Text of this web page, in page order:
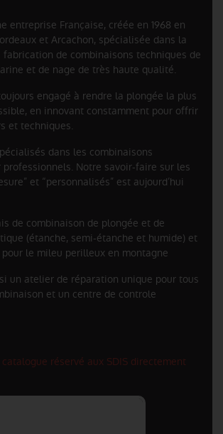
entreprise Française, créée en 1968 en
et Arcachon, spécialisée dans la
de combinaisons techniques de
et de nage de très haute qualité.
engagé à rendre la plongée la plus
en innovant constamment pour offrir
et techniques.
dans les combinaisons
professionnels. Notre savoir-faire sur les
et “personnalisés” est aujourd’hui
de combinaison de plongée et de
(étanche, semi-étanche et humide) et
le mileu perilleux en montagne
un atelier de réparation unique pour tous
et un centre de controle
réservé aux SDIS directement